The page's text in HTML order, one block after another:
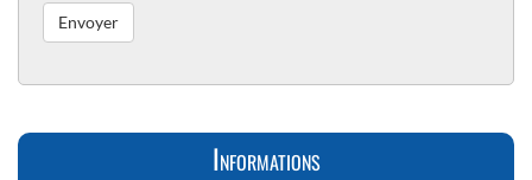
Informations